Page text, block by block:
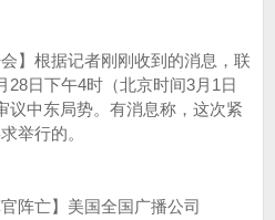
】根据记者刚刚收到的消息，联
28日下午4时（北京时间3月1日
议中东局势。有消息称，这次紧
举行的。
阵亡】美国全国广播公司